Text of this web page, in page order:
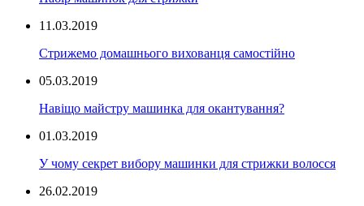
11.03.2019
Стрижемо домашнього вихованця самостійно
05.03.2019
Навіщо майстру машинка для окантування?
01.03.2019
У чому секрет вибору машинки для стрижки волосся
26.02.2019